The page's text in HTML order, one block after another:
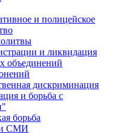
и полицейское
и ликвидация
объединений
дискриминация
и борьба с
борьба
и СМИ